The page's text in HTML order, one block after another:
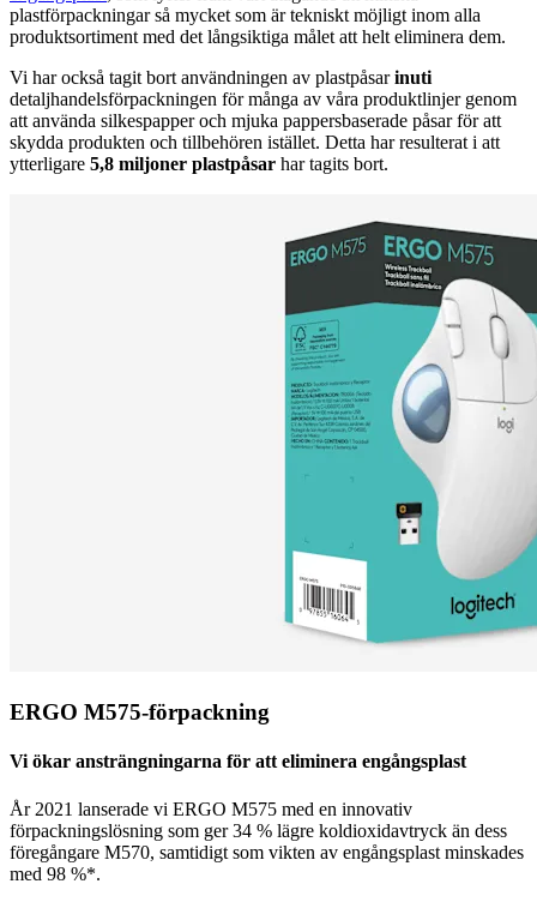
plastförpackningar så mycket som är tekniskt möjligt inom alla
produktsortiment med det långsiktiga målet att helt eliminera dem.
Vi har också tagit bort användningen av plastpåsarinuti
detaljhandelsförpackningen för många av våra produktlinjer genom
att använda silkespapper och mjuka pappersbaserade påsar för att
skydda produkten och tillbehören istället. Detta har resulterat i att
ytterligare 5,8 miljoner plastpåsar har tagits bort.
ERGO M575-förpackning
Vi ökar ansträngningarna för att eliminera engångsplast
År 2021 lanserade vi ERGO M575 med en innovativ
förpackningslösning som ger 34 % lägre koldioxidavtryck än dess
föregångare M570, samtidigt som vikten av engångsplast minskades
med 98 %*.